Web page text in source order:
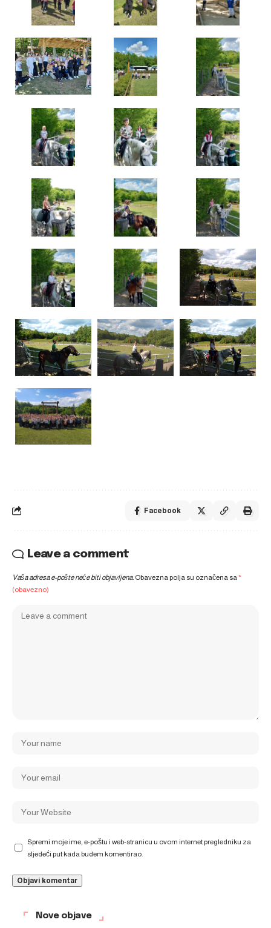
Facebook
Leave a comment
Vaša adresa e-pošte neće biti objavljena. Obavezna polja su označena sa *
(obavezno)
Spremi moje ime, e-poštu i web-stranicu u ovom internet pregledniku za
sljedeći put kada budem komentirao.
Nove objave